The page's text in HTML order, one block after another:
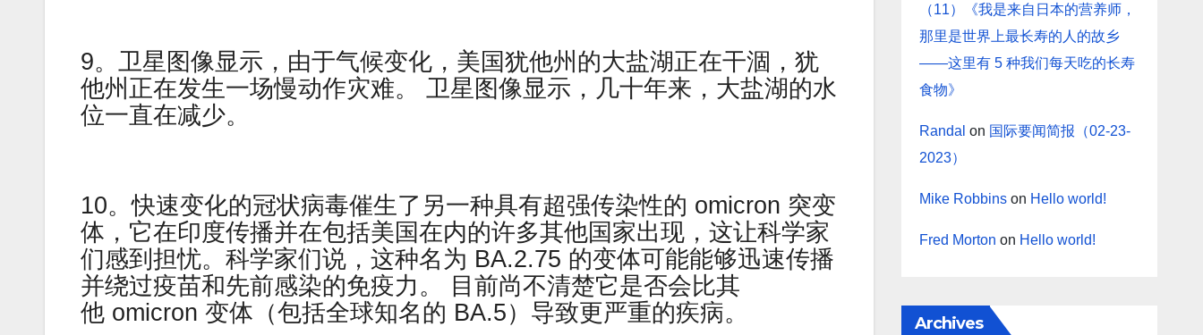
9。卫星图像显示，由于气候变化，美国犹他州的大盐湖正在干涸，犹
他州正在发生一场慢动作灾难。 卫星图像显示，几十年来，大盐湖的水
位一直在减少。
10。快速变化的冠状病毒催生了另一种具有超强传染性的 omicron 突变
体，它在印度传播并在包括美国在内的许多其他国家出现，这让科学家
们感到担忧。科学家们说，这种名为 BA.2.75 的变体可能能够迅速传播
并绕过疫苗和先前感染的免疫力。 目前尚不清楚它是否会比其
他 omicron 变体（包括全球知名的 BA.5）导致更严重的疾病。
（11）《我是来自日本的营养师，
那里是世界上最长寿的人的故乡
——这里有 5 种我们每天吃的长寿
食物》
Randal on 国际要闻简报（02-23-
2023）
Mike Robbinson Hello world!
Fred Morton on Hello world!
Archives